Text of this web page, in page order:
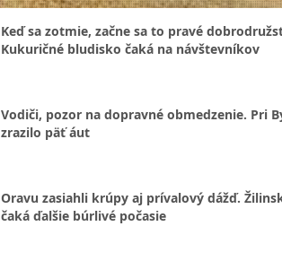
Keď sa zotmie, začne sa to pravé
Kukuričné bludisko čaká na návštevníkov
Vodiči, pozor na dopravné obmedzenie. Pri
zrazilo päť áut
Oravu zasiahli krúpy aj prívalový dážď.
čaká ďalšie búrlivé počasie